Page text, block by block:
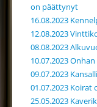
on päättynyt
16.08.2023
12.08.2023
08.08.2023
10.07.2023
09.07.2023
01.07.2023
25.05.2023